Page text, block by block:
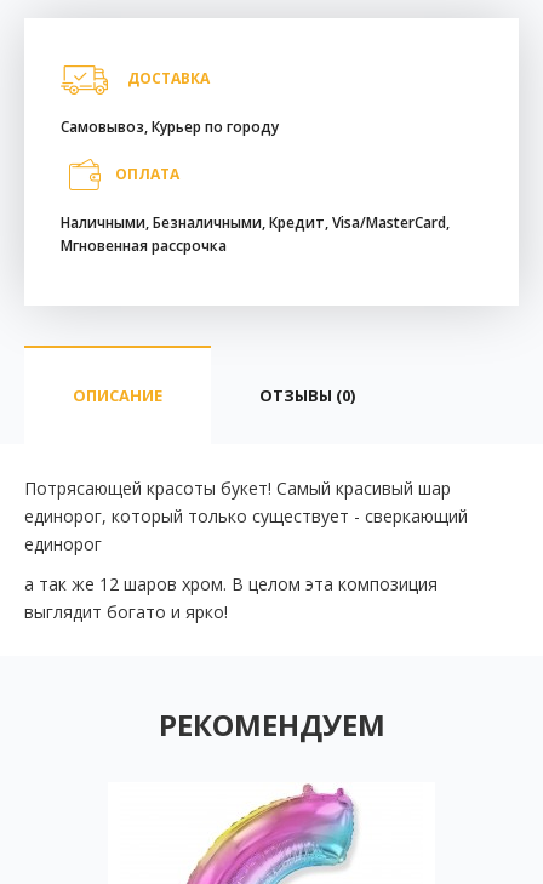
ДОСТАВКА
Самовывоз, Курьер по городу
ОПЛАТА
Наличными, Безналичными, Кредит, Visa/MasterCard,
Мгновенная рассрочка
ОПИСАНИЕ ОТЗЫВЫ (0)
Потрясающей красоты букет! Самый красивый шар
единорог, который только существует - сверкающий
единорог
а так же 12 шаров хром. В целом эта композиция
выглядит богато и ярко!
РЕКОМЕНДУЕМ